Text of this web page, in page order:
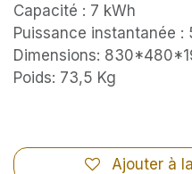
Capacité : 7 kWh
Puissance instantanée :
Dimensions:
Poids: 73,5 Kg
Ajouter à